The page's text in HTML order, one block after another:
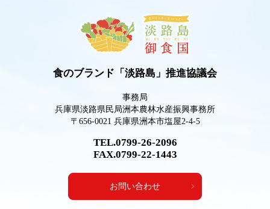
食のブランド「淡路島」推進協議会
事務局
兵庫県淡路県民局洲本農林水産振興事務所
〒656-0021 兵庫県洲本市塩屋2-4-5
TEL.0799-26-2096
FAX.0799-22-1443
お問い合わせ